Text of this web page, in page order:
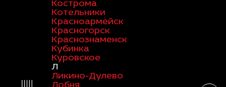
Кострома
Котельники
Красноармейск
Красногорск
Краснознаменск
Кубинка
Куровское
Л
Ликино-Дулево